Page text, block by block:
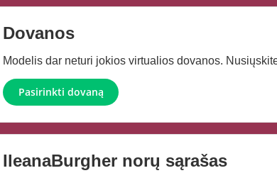
Dovanos
Modelis dar neturi jokios virtualios dovanos.
Pasirinkti dovaną
IleanaBurgher norų sąrašas